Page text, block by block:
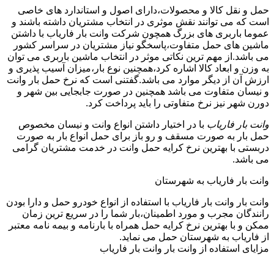
حمل و نقل کالا و محصولات،دارای اصول و استاندارد های خاصی
است که می توانند نقش موثری در انتخاب مشتریان داشته باشند و
عموما باربری های بزرگ همچون شرکت وانت بار فاریاب با داشتن
ماشین های حمل متفاوت،پاسخگو نیاز مشتریان در سراسر کشور
می باشد.از مهم ترین نکاتی موثر در انتخاب ماشین باربری می توان
به وزن و ابعاد کالا اشاره کرد،همچنین نوع بار،میزان آسیب پذیری و
ارزش آن از دیگر موارد می باشد.گفتنی است که نرخ حمل بار وانت
و نیسان متفاوت می باشد همچنین در صورت جابجایی بین شهر و
دورن شهر نیز نرخ متفاوتی را باید پرداخت کرد.
وانت بار فاریاب با در اختیار داشتن انواع وانت و نیسان مخصوص
حمل بار به صورت مسقف و رو باز برای حمل انواع بار به صورت
دربستی با بهترین نرخ کرایه حمل وانت در خدمت مشتریان گرامی
می باشد.
وانت بار فاریاب به شهرستان
وانت بار وانت بار فاریاب با استفاده از انواع خودرو حمل و دارا بودن
رانندگان مجرب و مورد اطمینان،بار شما را در سریع ترین زمان
ممکن و با بهترین نرخ کرایه حمل همراه با بارنامه و بیمه نامه معتبر
از فاریاب به شهرستان حمل می نماید.
مزایای استفاده از وانت بار وانت بار فاریاب